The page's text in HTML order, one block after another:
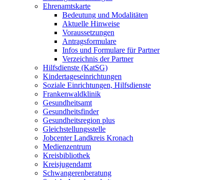
Ehrenamtskarte
Bedeutung und Modalitäten
Aktuelle Hinweise
Voraussetzungen
Antragsformulare
Infos und Formulare für Partner
Verzeichnis der Partner
Hilfsdienste (KatSG)
Kindertageseinrichtungen
Soziale Einrichtungen, Hilfsdienste
Frankenwaldklinik
Gesundheitsamt
Gesundheitsfinder
Gesundheitsregion plus
Gleichstellungsstelle
Jobcenter Landkreis Kronach
Medienzentrum
Kreisbibliothek
Kreisjugendamt
Schwangerenberatung